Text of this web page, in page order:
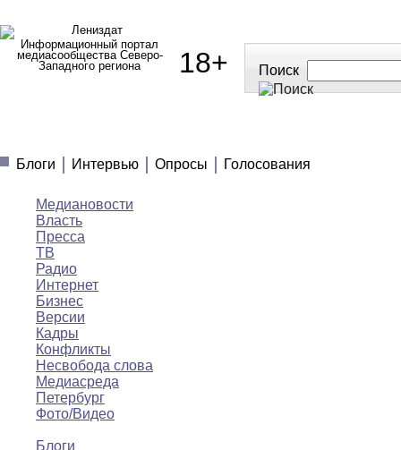
Информационный портал
медиасообщества Северо-
Западного региона
18+ Поиск
Блоги
Интервью Опросы Голосования
Медиановости
Власть
Пресса
ТВ
Радио
Интернет
Бизнес
Версии
Кадры
Конфликты
Несвобода слова
Медиасреда
Петербург
Фото/Видео
Блоги